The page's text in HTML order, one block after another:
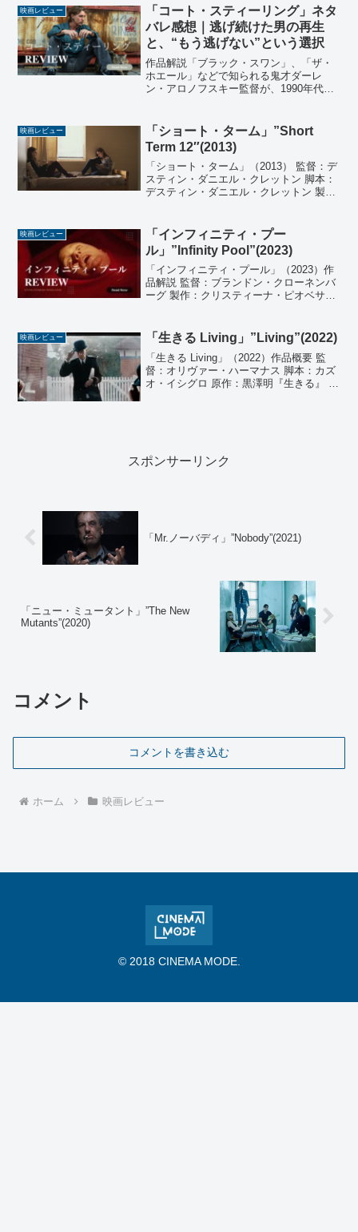
リー・フォックス、ジョシー・マクナマ
ラ、マーゴット・ロ...
映画レビュー
「コート・スティーリング」ネタ
バレ感想｜逃げ続けた男の再生
と、“もう逃げない”という選択
作品解説「ブラック・スワン」、「ザ・
ホエール」などで知られる鬼才ダーレ
ン・アロノフスキー監督が、1990年代の
でアカデミー主演男優賞にノミネートさ
れたオースティン・バト...
映画レビュー
「ショート・ターム」”Short
Term 12″(2013)
「ショート・ターム」（2013） 監督：デ
スティン・ダニエル・クレットン 脚本：
デスティン・ダニエル・クレットン 製
キャン、ロン・ネイジャー 製作総指揮：
フレドリック・...
映画レビュー
「インフィニティ・プー
ル」”Infinity Pool”(2023)
「インフィニティ・プール」（2023）作
品解説 監督：ブランドン・クローネンバ
ーグ 製作：クリスティーナ・ピオベサ
ム・クイン、ライアン・ヘラー、マイケ
ル・ブルーム、マ...
映画レビュー 「生きる Living」”Living”(2022)
「生きる Living」（2022）作品概要 監
督：オリヴァー・ハーマナス 脚本：カズ
オ・イシグロ 原作：黒澤明『生きる』 製
スポンサーリンク
「Mr.ノーバディ」”Nobody”(2021)
「ニュー・ミュータント」”The New
Mutants”(2020)
コメント
コメントを書き込む
ホーム 映画レビュー
© 2018 CINEMA MODE.